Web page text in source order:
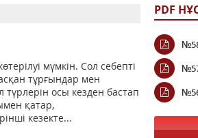
мүмкін. Сол себепті
тұрғындар мен
осы кезден бастап
қатар,
кезекте...
PDF